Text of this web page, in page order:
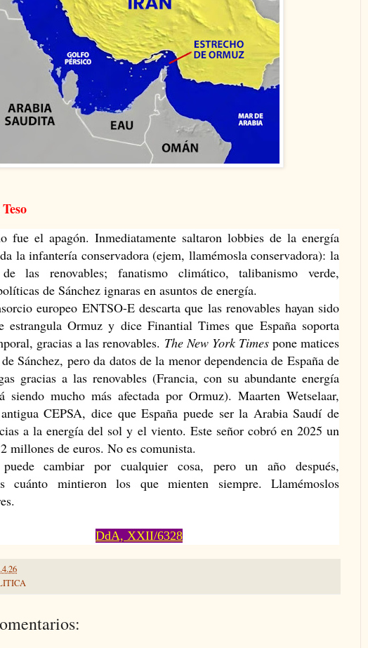
fue el apagón. Inmediatamente saltaron lobbies de la energía
la infantería conservadora (ejem, llamémosla conservadora): la
las renovables; fanatismo climático, talibanismo verde,
de Sánchez ignaras en asuntos de energía.
europeo ENTSO-E descarta que las renovables hayan sido
estrangula Ormuz y dice Finantial Times que España soporta
gracias a las renovables. The New York Times pone matices
Sánchez, pero da datos de la menor dependencia de España de
gracias a las renovables (Francia, con su abundante energía
siendo mucho más afectada por Ormuz). Maarten Wetselaar,
CEPSA, dice que España puede ser la Arabia Saudí de
a la energía del sol y el viento. Este señor cobró en 2025 un
millones de euros. No es comunista.
cambiar por cualquier cosa, pero un año después,
cuánto mintieron los que mienten siempre. Llamémoslos
DdA, XXII/6328